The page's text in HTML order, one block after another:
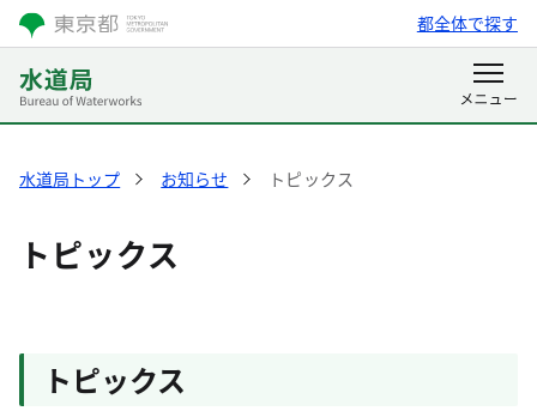
都全体で探す
水道局トップ お知らせ トピックス
トピックス
トピックス